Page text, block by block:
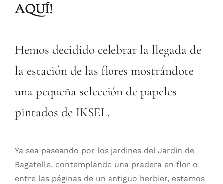
AQUÍ!
Hemos decidido celebrar la llegada de
la estación de las flores mostrándote
una pequeña selección de papeles
pintados de IKSEL.
Ya sea paseando por los jardines del Jardin de
Bagatelle, contemplando una pradera en flor o
entre las páginas de un antiguo herbier, estamos